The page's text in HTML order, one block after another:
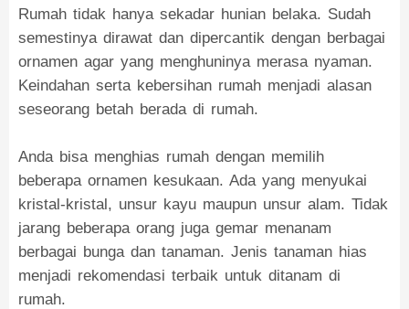
Rumah tidak hanya sekadar hunian belaka. Sudah
semestinya dirawat dan dipercantik dengan berbagai
ornamen agar yang menghuninya merasa nyaman.
Keindahan serta kebersihan rumah menjadi alasan
seseorang betah berada di rumah.
Anda bisa menghias rumah dengan memilih
beberapa ornamen kesukaan. Ada yang menyukai
kristal-kristal, unsur kayu maupun unsur alam. Tidak
jarang beberapa orang juga gemar menanam
berbagai bunga dan tanaman. Jenis tanaman hias
menjadi rekomendasi terbaik untuk ditanam di
rumah.